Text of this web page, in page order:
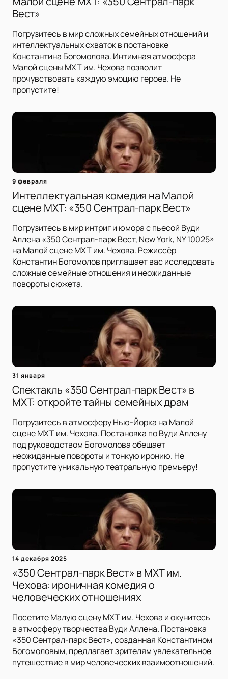
Вест»
Погрузитесь в мир сложных семейных отношений и
интеллектуальных схваток в постановке
Константина Богомолова. Интимная атмосфера
Малой сцены МХТ им. Чехова позволит
прочувствовать каждую эмоцию героев. Не
пропустите!
9 февраля
Интеллектуальная комедия на Малой
сцене МХТ: «350 Сентрал-парк Вест»
Погрузитесь в мир интриг и юмора с пьесой Вуди
Аллена «350 Сентрал-парк Вест, New York, NY 10025»
на Малой сцене МХТ им. Чехова. Режиссёр
Константин Богомолов приглашает вас исследовать
сложные семейные отношения и неожиданные
повороты сюжета.
31 января
Спектакль «350 Сентрал-парк Вест» в
МХТ: откройте тайны семейных драм
Погрузитесь в атмосферу Нью-Йорка на Малой
сцене МХТ им. Чехова. Постановка по Вуди Аллену
под руководством Богомолова обещает
неожиданные повороты и тонкую иронию. Не
пропустите уникальную театральную премьеру!
14 декабря 2025
«350 Сентрал-парк Вест» в МХТ им.
Чехова: ироничная комедия о
человеческих отношениях
Посетите Малую сцену МХТ им. Чехова и окунитесь
в атмосферу творчества Вуди Аллена. Постановка
«350 Сентрал-парк Вест», созданная Константином
Богомоловым, предлагает зрителям увлекательное
путешествие в мир человеческих взаимоотношений.